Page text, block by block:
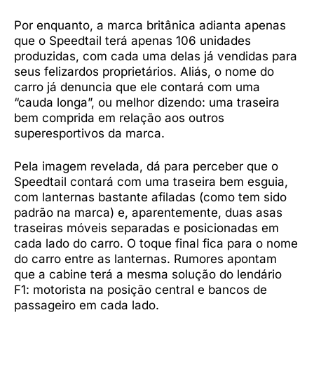
Por enquanto, a marca britânica adianta apenas
que o Speedtail terá apenas 106 unidades
produzidas, com cada uma delas já vendidas para
seus felizardos proprietários. Aliás, o nome do
carro já denuncia que ele contará com uma
“cauda longa”, ou melhor dizendo: uma traseira
bem comprida em relação aos outros
superesportivos da marca.
Pela imagem revelada, dá para perceber que o
Speedtail contará com uma traseira bem esguia,
com lanternas bastante afiladas (como tem sido
padrão na marca) e, aparentemente, duas asas
traseiras móveis separadas e posicionadas em
cada lado do carro. O toque final fica para o nome
do carro entre as lanternas. Rumores apontam
que a cabine terá a mesma solução do lendário
F1: motorista na posição central e bancos de
passageiro em cada lado.